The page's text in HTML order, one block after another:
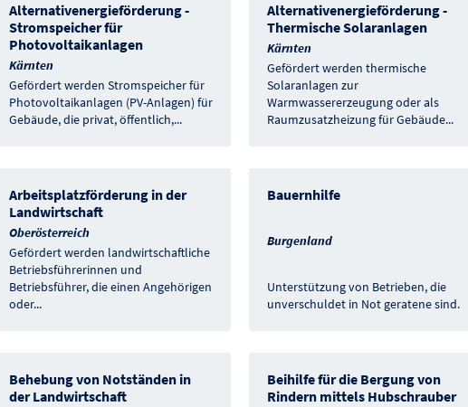
Alternativenergieförderung -
Stromspeicher für
Photovoltaikanlagen
Kärnten
Gefördert werden Stromspeicher für
Photovoltaikanlagen (PV-Anlagen) für
Gebäude, die privat, öffentlich,...
Alternativenergieförderung -
Thermische Solaranlagen
Kärnten
Gefördert werden thermische
Solaranlagen zur
Warmwassererzeugung oder als
Raumzusatzheizung für Gebäude...
Arbeitsplatzförderung in der
Landwirtschaft
Oberösterreich
Gefördert werden landwirtschaftliche
Betriebsführerinnen und
Betriebsführer, die einen Angehörigen
oder...
Bauernhilfe
Burgenland
Unterstützung von Betrieben, die
unverschuldet in Not geratene sind.
Behebung von Notständen in
der Landwirtschaft
Beihilfe für die Bergung von
Rindern mittels Hubschrauber